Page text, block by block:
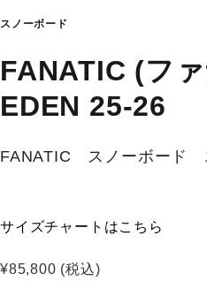
スノーボード
FANATIC (フ
EDEN 25-26
FANATIC スノーボード
サイズチャートはこちら
¥85,800 (税込)